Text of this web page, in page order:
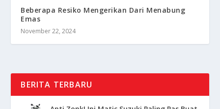
Beberapa Resiko Mengerikan Dari Menabung
Emas
November 22, 2024
BERITA TERBARU